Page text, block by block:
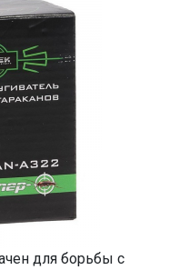
для борьбы с